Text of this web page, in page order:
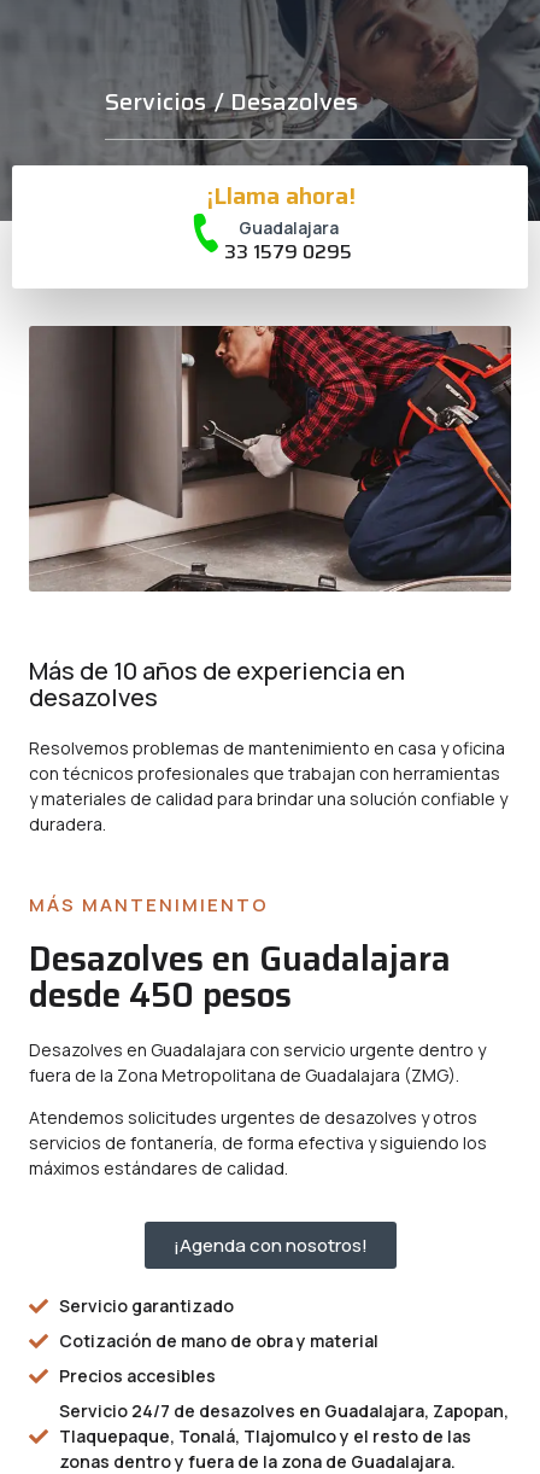
Servicios / Desazolves
¡Llama ahora!
Guadalajara
33 1579 0295
Más de 10 años de experiencia en
desazolves
Resolvemos problemas de mantenimiento en casa y oficina
con técnicos profesionales que trabajan con herramientas
y materiales de calidad para brindar una solución confiable y
duradera.
MÁS MANTENIMIENTO
Desazolves en Guadalajara
desde 450 pesos
Desazolves en Guadalajara con servicio urgente dentro y
fuera de la Zona Metropolitana de Guadalajara (ZMG).
Atendemos solicitudes urgentes de desazolves y otros
servicios de fontanería, de forma efectiva y siguiendo los
máximos estándares de calidad.
¡Agenda con nosotros!
Servicio garantizado
Cotización de mano de obra y material
Precios accesibles
Servicio 24/7 de desazolves en Guadalajara, Zapopan,
Tlaquepaque, Tonalá, Tlajomulco y el resto de las
zonas dentro y fuera de la zona de Guadalajara.